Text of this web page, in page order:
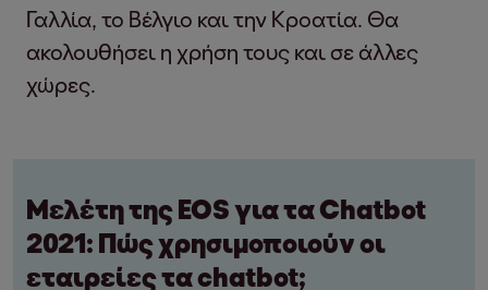
Γαλλία, το Βέλγιο και την Κροατία. Θα
ακολουθήσει η χρήση τους και σε άλλες
χώρες.
Μελέτη της EOS για τα Chatbot
2021: Πώς χρησιμοποιούν οι
εταιρείες τα chatbot;